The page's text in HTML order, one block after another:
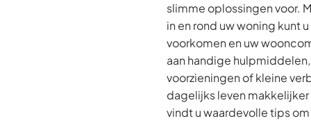
slimme oplossingen voor.
in en rond uw woning kunt
voorkomen en uw
aan handige
voorzieningen of kleine
dagelijks leven
vindt u waardevolle tips